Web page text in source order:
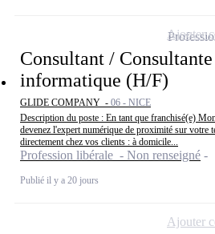
Consultant / Consultante
informatique (H/F)
GLIDE COMPANY - 06 - NICE
Description du poste : En tant que franchisé(e)
devenez l'expert numérique de proximité sur votre
directement chez vos clients : à domicile...
Profession libérale - Non renseigné
Publié il y a 20 jours
Ajouter
Ajouter